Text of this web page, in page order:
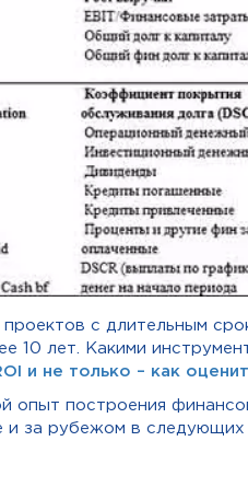
с длительным
10 лет. Какими
и не только – как
опыт построения
и за рубежом в следующих